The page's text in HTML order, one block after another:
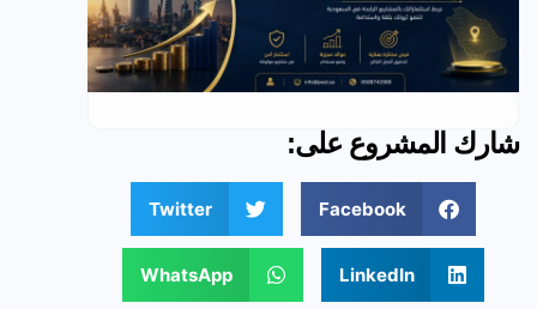
شارك المشروع على:
Facebook
Twitter
LinkedIn
WhatsApp